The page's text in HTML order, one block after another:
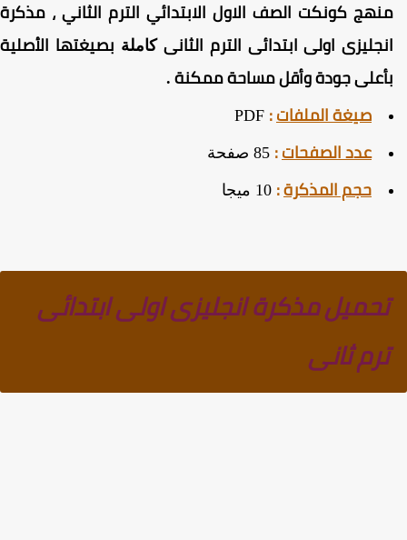
كونكت الصف الاول الابتدائي الترم الثاني ، مذكرة
اولى ابتدائى الترم الثانىكاملةبصيغتها الأصلية
جودة وأقل مساحة ممكنة.
صيغة الملفات:
PDF
عدد الصفحات:85 صفحة
حجم المذكرة:10 ميجا
تحميل مذكرة انجليزى اولى ابتدائى
ترم ثانى